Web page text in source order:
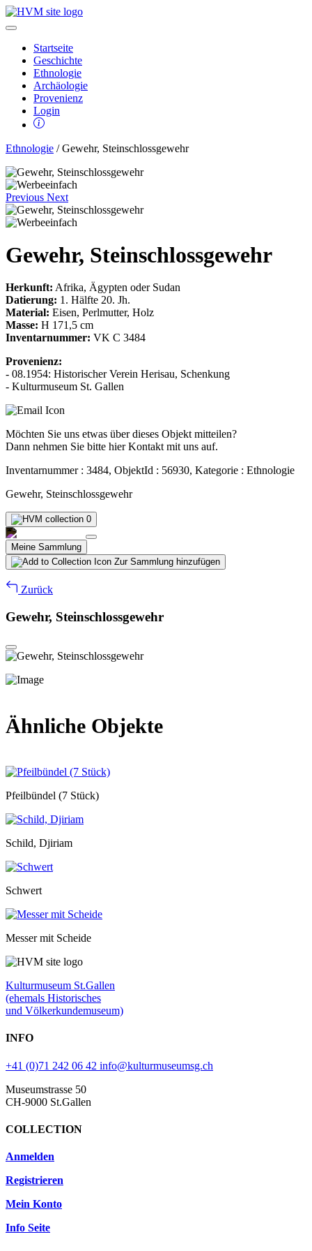
Startseite
Geschichte
Ethnologie
Archäologie
Provenienz
Login
Ethnologie / Gewehr, Steinschlossgewehr
Previous Next
Gewehr, Steinschlossgewehr
Herkunft: Afrika, Ägypten oder Sudan
Datierung: 1. Hälfte 20. Jh.
Material: Eisen, Perlmutter, Holz
Masse: H 171,5 cm
Inventarnummer: VK C 3484
Provenienz:
- 08.1954: Historischer Verein Herisau, Schenkung
- Kulturmuseum St. Gallen
Möchten Sie uns etwas über dieses Objekt mitteilen?
Dann nehmen Sie bitte hier Kontakt mit uns auf.
Inventarnummer : 3484, ObjektId : 56930, Kategorie : Ethnologie
Gewehr, Steinschlossgewehr
0
Meine Sammlung
Zur Sammlung hinzufügen
Zurück
Gewehr, Steinschlossgewehr
Ähnliche Objekte
Pfeilbündel (7 Stück)
Schild, Djiriam
Schwert
Messer mit Scheide
Kulturmuseum St.Gallen
(ehemals Historisches
und Völkerkundemuseum)
INFO
+41 (0)71 242 06 42 info@kulturmuseumsg.ch
Museumstrasse 50
CH-9000 St.Gallen
COLLECTION
Anmelden
Registrieren
Mein Konto
Info Seite